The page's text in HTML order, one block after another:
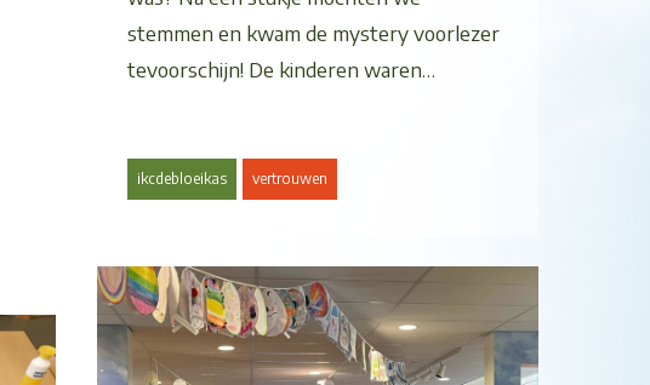
stemmen en kwam de mystery voorlezer
tevoorschijn! De kinderen waren…
ikcdebloeikas vertrouwen